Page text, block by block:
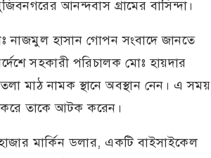
আনন্দবাস গ্রামের বাসিন্দা।
নাজমুল হাসান গোপন সংবাদে জানতে
সহকারী পরিচালক মোঃ হায়দার
মাঠ নামক স্থানে অবস্থান নেন। এ সময়
করে তাকে আটক করেন।
মার্কিন ডলার, একটি বাইসাইকেল